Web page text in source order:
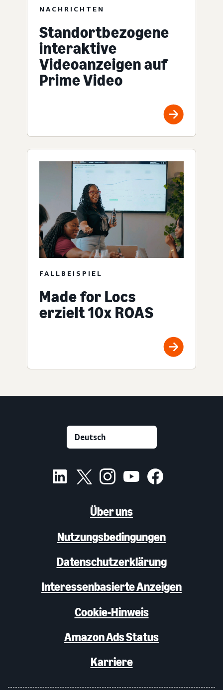
NACHRICHTEN
Standortbezogene
interaktive
Videoanzeigen auf
Prime Video
FALLBEISPIEL
Made for Locs
erzielt 10x ROAS
Über uns
Nutzungsbedingungen
Datenschutzerklärung
Interessenbasierte Anzeigen
Cookie-Hinweis
Amazon Ads Status
Karriere